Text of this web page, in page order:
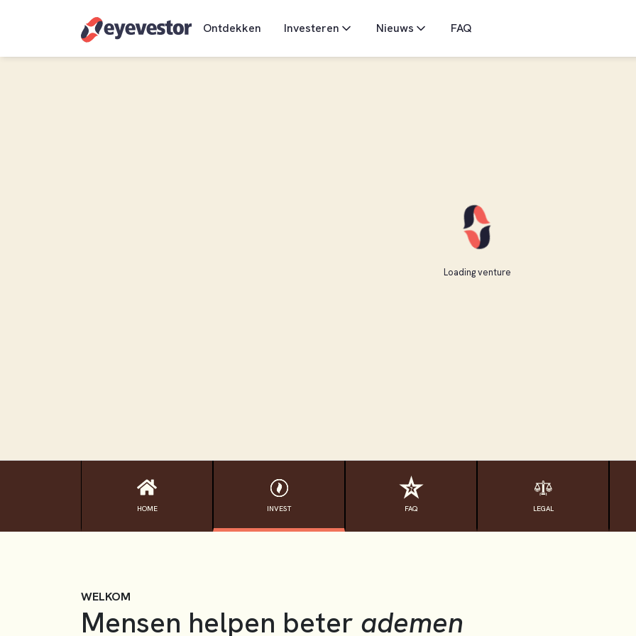
Ontdekken Investeren Nieuws FAQ
Loading venture
HOME INVEST FAQ LEGAL
WELKOM
Mensen helpen beter ademen